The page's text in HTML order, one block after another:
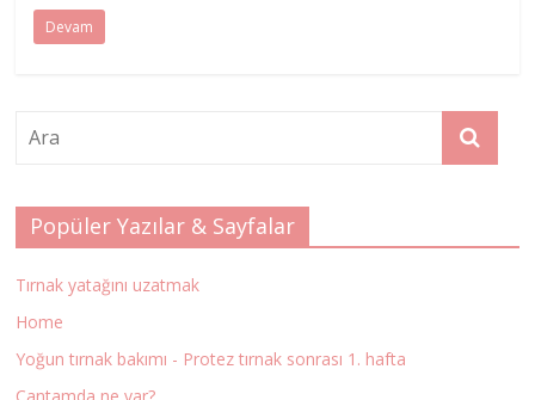
Devam
Popüler Yazılar & Sayfalar
Tırnak yatağını uzatmak
Home
Yoğun tırnak bakımı - Protez tırnak sonrası 1. hafta